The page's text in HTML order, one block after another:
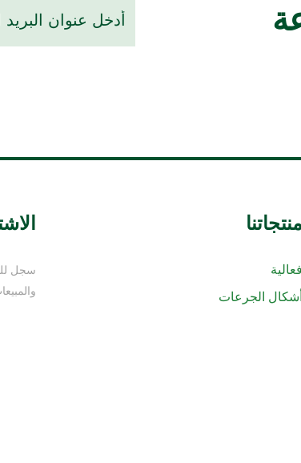
منتجاتنا
فعالية
أشكال الجرعات
سجل